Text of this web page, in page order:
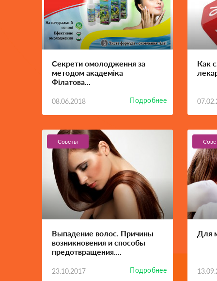
Секрети омолодження за
методом академіка
Філатова...
08.06.2018 Подробнее
Как
Советы
Выпадение волос. Причины
возникновения и способы
предотвращения....
23.10.2017 Подробнее
Для